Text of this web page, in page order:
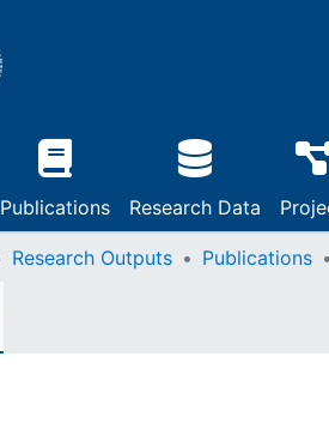
Publications Research Data
Research Outputs Publications